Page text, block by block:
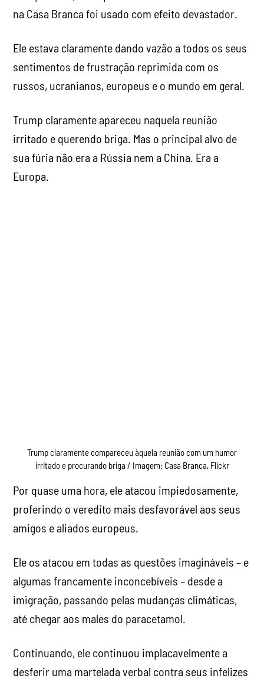
na Casa Branca foi usado com efeito devastador.
Ele estava claramente dando vazão a todos os seus
sentimentos de frustração reprimida com os
russos, ucranianos, europeus e o mundo em geral.
Trump claramente apareceu naquela reunião
irritado e querendo briga. Mas o principal alvo de
sua fúria não era a Rússia nem a China. Era a
Europa.
Trump claramente compareceu àquela reunião com um humor
irritado e procurando briga / Imagem: Casa Branca, Flickr
Por quase uma hora, ele atacou impiedosamente,
proferindo o veredito mais desfavorável aos seus
amigos e aliados europeus.
Ele os atacou em todas as questões imagináveis ​​– e
algumas francamente inconcebíveis – desde a
imigração, passando pelas mudanças climáticas,
até chegar aos males do paracetamol.
Continuando, ele continuou implacavelmente a
desferir uma martelada verbal contra seus infelizes